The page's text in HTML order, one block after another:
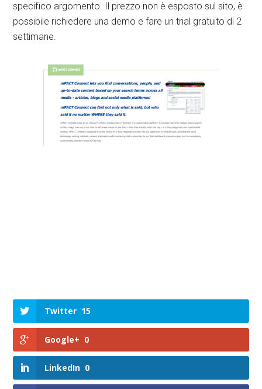
specifico argomento. Il prezzo non è esposto sul sito, è
possibile richiedere una demo e fare un trial gratuito di 2
settimane.
Twitter 15
Google+ 0
LinkedIn 0